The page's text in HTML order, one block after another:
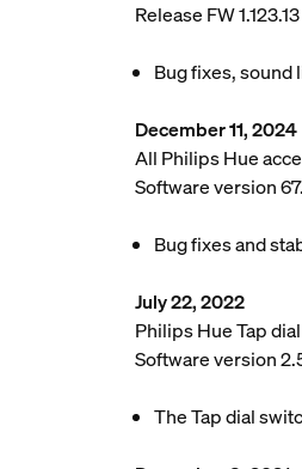
Release FW 1.123.13
Bug fixes,
December 11, 2024
All Philips Hue
Software version
Bug fixes and
July 22, 2022
Philips Hue Tap
Software version
The Tap dial